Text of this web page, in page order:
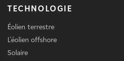
TECHNOLOGIE
Éolien terrestre
L'éolien offshore
Solaire